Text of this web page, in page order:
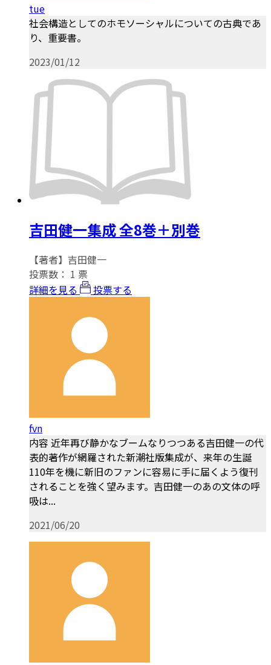
tue
社会構造としてのホモソーシャルについての古典であ
り、重要書。
2023/01/12
吉田健一集成 全8巻＋別巻
【著者】吉田健一
投票数： 1 票
詳細を見る
投票する
fvn
内容 近年再び静かなブームなりつつある吉田健一の代
表的著作が網羅された新潮社版集成が、来年の生誕
110年を機に新旧のファンに容易に手に届くよう復刊
されることを強く望みます。吉田健一のあの文体の呼
吸は...
2021/06/20